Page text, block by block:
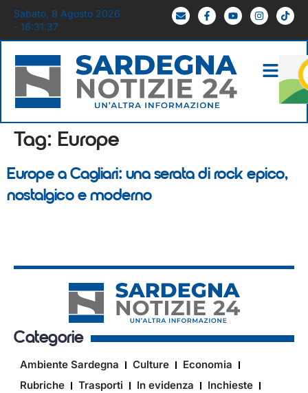
Sabato, 8 Agosto 2026
- 16:31:37
Tag: Europe
Europe a Cagliari: una serata di rock epico,
nostalgico e moderno
Categorie
Ambiente Sardegna Culture
Economia
Rubriche
Trasporti In evidenza
Inchieste